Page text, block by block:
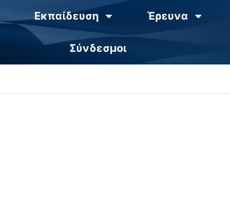
Εκπαίδευση Έρευνα
Σύνδεσμοι